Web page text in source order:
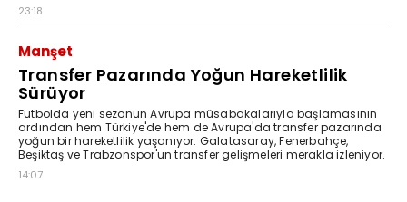
23:18
Manşet
Transfer Pazarında Yoğun Hareketlilik
Sürüyor
Futbolda yeni sezonun Avrupa müsabakalarıyla başlamasının
ardından hem Türkiye'de hem de Avrupa'da transfer pazarında
yoğun bir hareketlilik yaşanıyor. Galatasaray, Fenerbahçe,
Beşiktaş ve Trabzonspor'un transfer gelişmeleri merakla izleniyor.
14:07